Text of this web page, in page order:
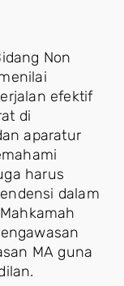
Non
efektif
di
aparatur
harus
dalam
MA guna